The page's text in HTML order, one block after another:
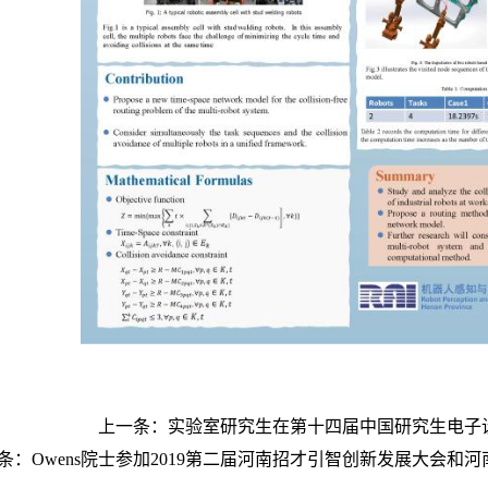
上一条： 实验室研究生在第十四届中国研究生电
： Owens院士参加2019第二届河南招才引智创新发展大会和